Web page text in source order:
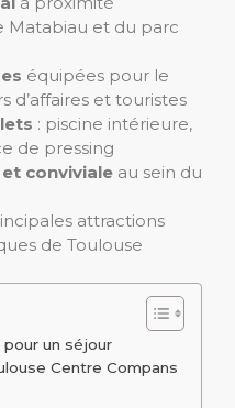
Matabiau et du parc
équipées pour le
d’affaires et touristes
: piscine intérieure,
de pressing
conviviale au sein du
attractions
de Toulouse
un séjour
Centre Compans